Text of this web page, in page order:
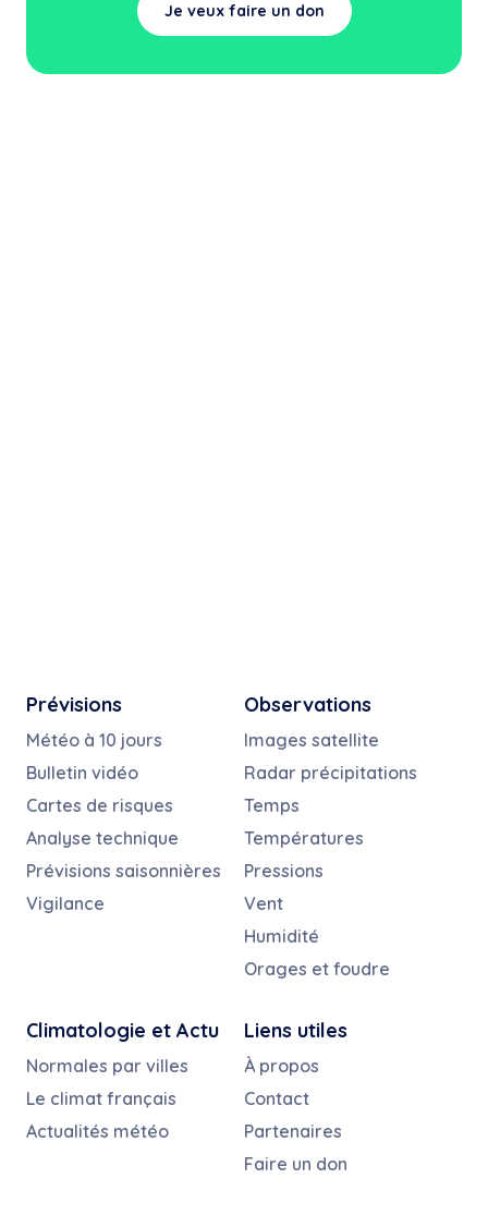
Je veux faire un don
Prévisions
Météo à 10 jours
Bulletin vidéo
Cartes de risques
Analyse technique
Prévisions saisonnières
Vigilance
Observations
Images satellite
Radar précipitations
Temps
Températures
Pressions
Vent
Humidité
Orages et foudre
Climatologie et Actu
Normales par villes
Le climat français
Actualités météo
Liens utiles
À propos
Contact
Partenaires
Faire un don